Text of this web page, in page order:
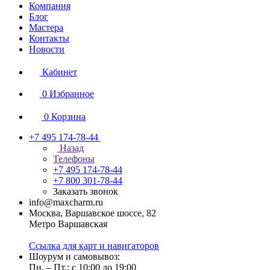
Компания
Блог
Мастера
Контакты
Новости
Кабинет
0 Избранное
0 Корзина
+7 495 174-78-44
Назад
Телефоны
+7 495 174-78-44
+7 800 301-78-44
Заказать звонок
info@maxcharm.ru
Москва, Варшавское шоссе, 82
Метро Варшавская
Ссылка для карт и навигаторов
Шоурум и самовывоз:
Пн. – Пт.: с 10:00 до 19:00